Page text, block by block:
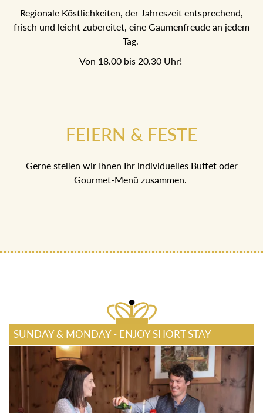
Regionale Köstlichkeiten, der Jahreszeit entsprechend,
frisch und leicht zubereitet, eine Gaumenfreude an jedem
Tag.
Von 18.00 bis 20.30 Uhr!
FEIERN & FESTE
Gerne stellen wir Ihnen Ihr individuelles Buffet oder
Gourmet-Menü zusammen.
SUNDAY & MONDAY - ENJOY SHORT STAY